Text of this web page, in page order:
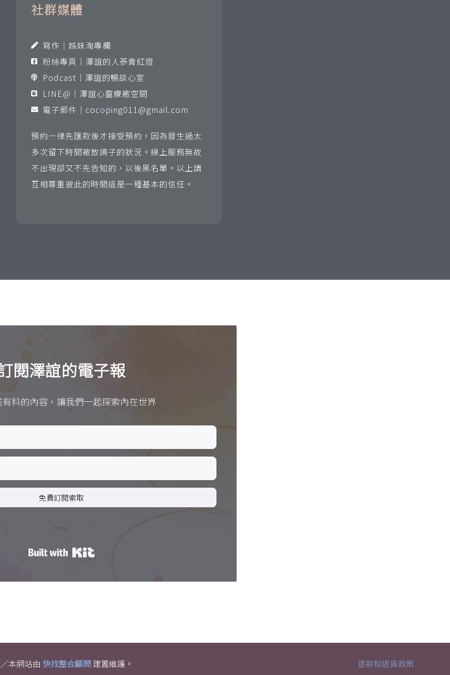
社群媒體
寫作｜姊妹淘專欄
粉絲專頁｜澤誼的人蔘青紅燈
Podcast｜澤誼的暢談心室
LINE@｜澤誼心靈療癒空間
電子郵件｜ cocoping011@gmail.com
預約一律先匯款後才接受預約，因為發生過太
多次留下時間被放鴿子的狀況。線上服務無故
不出現卻又不先告知的，以後黑名單。以上請
互相尊重彼此的時間這是一種基本的信任。
閱澤誼的電子報
料的內容，讓我們一起探索內在世界
免費訂閱索取
time.
Built with Kit
本網站由 快找整合顧問 建置維護。 退款和退貨政策